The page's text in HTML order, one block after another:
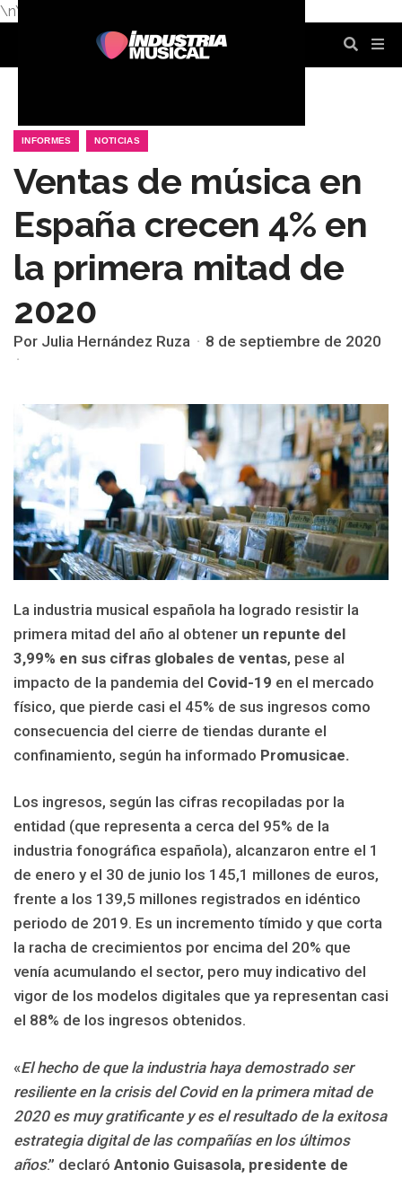
\n\n
INFORMES NOTICIAS
Ventas de música en
España crecen 4% en
la primera mitad de
2020
Por Julia Hernández Ruza 8 de septiembre de 2020
La industria musical española ha logrado resistir la
primera mitad del año al obtener un repunte del
3,99% en sus cifras globales de ventas, pese al
impacto de la pandemia del Covid-19 en el mercado
físico, que pierde casi el 45% de sus ingresos como
consecuencia del cierre de tiendas durante el
confinamiento, según ha informado Promusicae.
Los ingresos, según las cifras recopiladas por la
entidad (que representa a cerca del 95% de la
industria fonográfica española), alcanzaron entre el 1
de enero y el 30 de junio los 145,1 millones de euros,
frente a los 139,5 millones registrados en idéntico
periodo de 2019. Es un incremento tímido y que corta
la racha de crecimientos por encima del 20% que
venía acumulando el sector, pero muy indicativo del
vigor de los modelos digitales que ya representan casi
el 88% de los ingresos obtenidos.
«El hecho de que la industria haya demostrado ser
resiliente en la crisis del Covid en la primera mitad de
2020 es muy gratificante y es el resultado de la exitosa
estrategia digital de las compañías en los últimos
años.” declaró Antonio Guisasola, presidente de